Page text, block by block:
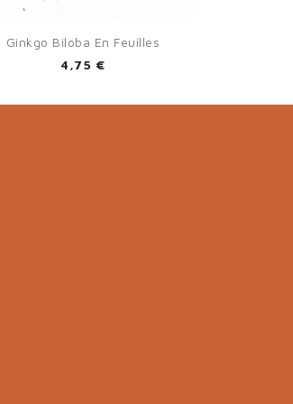
 Aperçu rapide
Ginkgo Biloba En Feuilles
4,75 €